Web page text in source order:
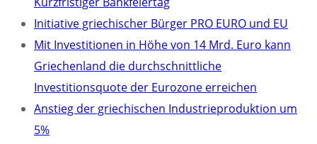
Initiative griechischer Bürger PRO EURO und EU
Mit Investitionen in Höhe von 14 Mrd. Euro kann
Griechenland die durchschnittliche
Investitionsquote der Eurozone erreichen
Anstieg der griechischen Industrieproduktion um
5%